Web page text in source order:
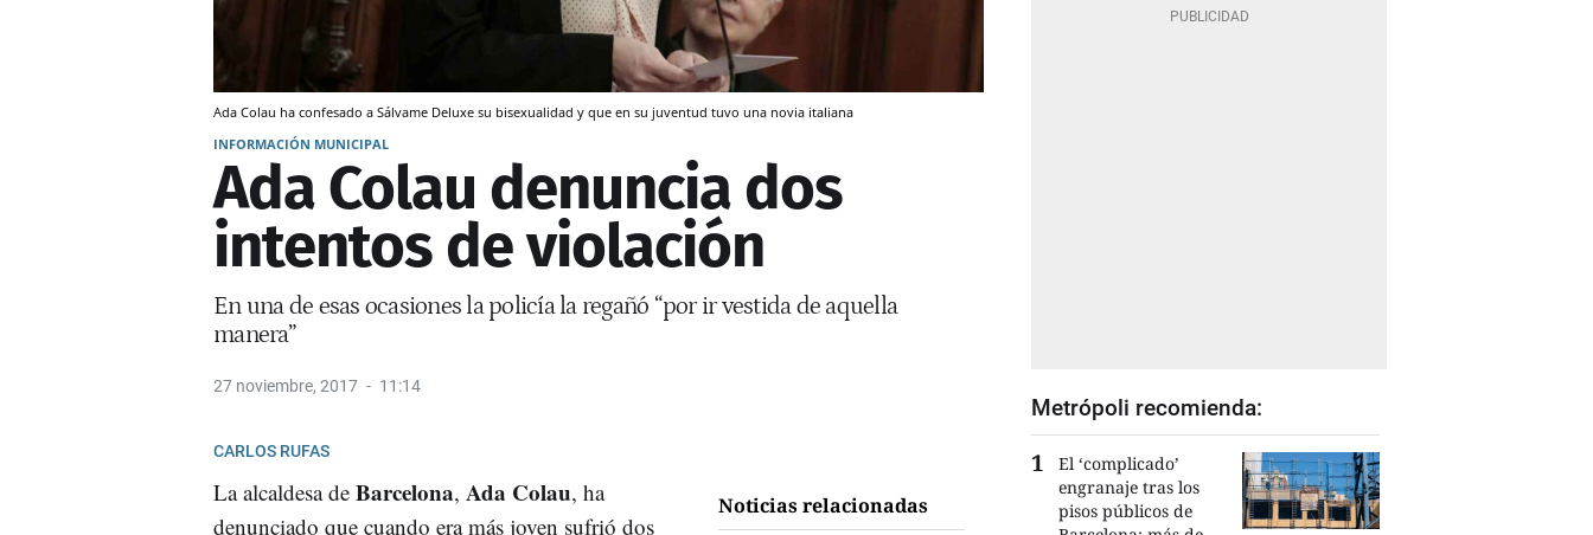
Ada Colau ha confesado a Sálvame Deluxe su bisexualidad y que en su juventud tuvo una novia italiana
INFORMACIÓN MUNICIPAL
Ada Colau denuncia dos
intentos de violación
En una de esas ocasiones la policía la regañó “por ir vestida de aquella
manera”
27 noviembre, 2017 11:14
CARLOS RUFAS
Noticias relacionadas
La alcaldesa de Barcelona, Ada Colau, ha
denunciado que cuando era más joven sufrió dos
Metrópoli recomienda:
El ‘complicado’
engranaje tras los
pisos públicos de